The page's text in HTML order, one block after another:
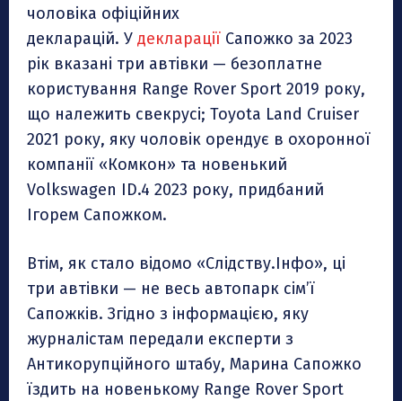
чоловіка офіційних
декларацій. У декларації Сапожко за 2023
рік вказані три автівки — безоплатне
користування Range Rover Sport 2019 року,
що належить свекрусі; Toyota Land Cruiser
2021 року, яку чоловік орендує в охоронної
компанії «Комкон» та новенький
Volkswagen ID.4 2023 року, придбаний
Ігорем Сапожком.
Втім, як стало відомо «Слідству.Інфо», ці
три автівки — не весь автопарк сім’ї
Сапожків. Згідно з інформацією, яку
журналістам передали експерти з
Антикорупційного штабу, Марина Сапожко
їздить на новенькому Range Rover Sport